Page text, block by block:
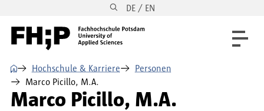
Direkt zur Hauptnavigation DE / EN
⌂ Hochschule & Karriere
Personen
Marco Picillo, M.A.
Marco Picillo, M.A.